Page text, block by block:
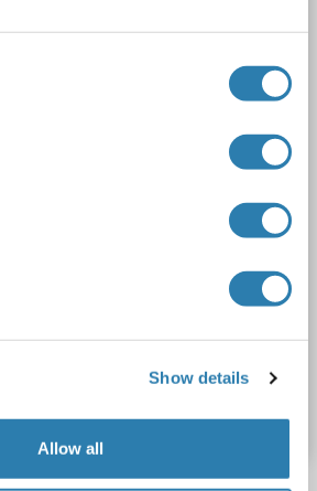
Show details
Allow all